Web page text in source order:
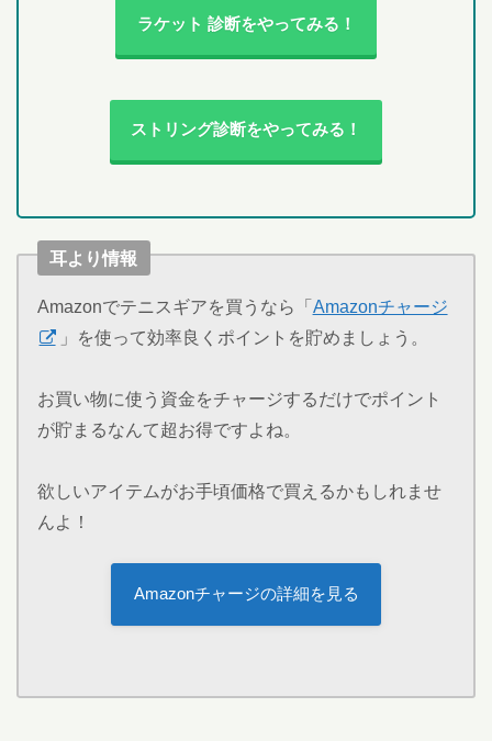
ラケット 診断をやってみる！
ストリング診断をやってみる！
耳より情報
Amazonでテニスギアを買うなら「Amazonチャージ
」を使って効率良くポイントを貯めましょう。
お買い物に使う資金をチャージするだけでポイント
が貯まるなんて超お得ですよね。
欲しいアイテムがお手頃価格で買えるかもしれませ
んよ！
Amazonチャージの詳細を見る